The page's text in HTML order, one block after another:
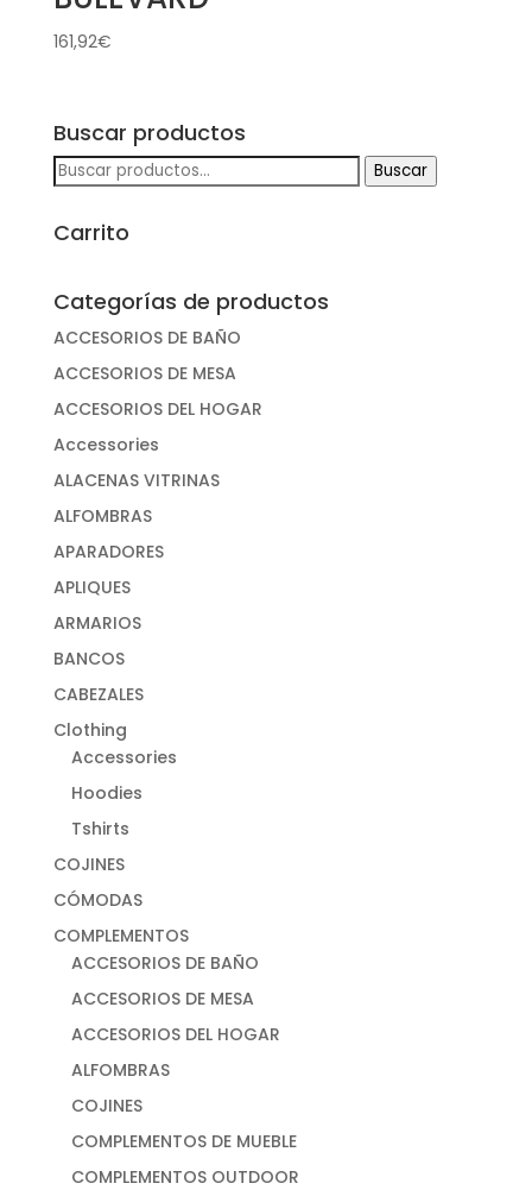
161,92€
Buscar productos
Buscar
por:
Buscar
Carrito
Categorías de productos
ACCESORIOS DE BAÑO
ACCESORIOS DE MESA
ACCESORIOS DEL HOGAR
Accessories
ALACENAS VITRINAS
ALFOMBRAS
APARADORES
APLIQUES
ARMARIOS
BANCOS
CABEZALES
Clothing
Accessories
Hoodies
Tshirts
COJINES
CÓMODAS
COMPLEMENTOS
ACCESORIOS DE BAÑO
ACCESORIOS DE MESA
ACCESORIOS DEL HOGAR
ALFOMBRAS
COJINES
COMPLEMENTOS DE MUEBLE
COMPLEMENTOS OUTDOOR